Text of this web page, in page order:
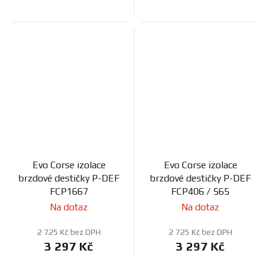
Evo Corse izolace
brzdové destičky P-DEF
FCP1667
Na dotaz
2 725 Kč bez DPH
3 297 Kč
Evo Corse izolace
brzdové destičky P-DEF
FCP406 / 565
Na dotaz
2 725 Kč bez DPH
3 297 Kč